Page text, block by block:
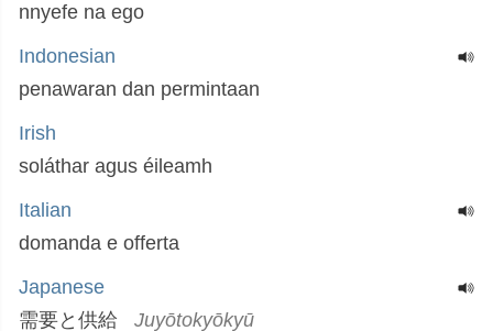
nnyefe na ego
Indonesian
penawaran dan permintaan
Irish
soláthar agus éileamh
Italian
domanda e offerta
Japanese
需要と供給
Juyōtokyōkyū